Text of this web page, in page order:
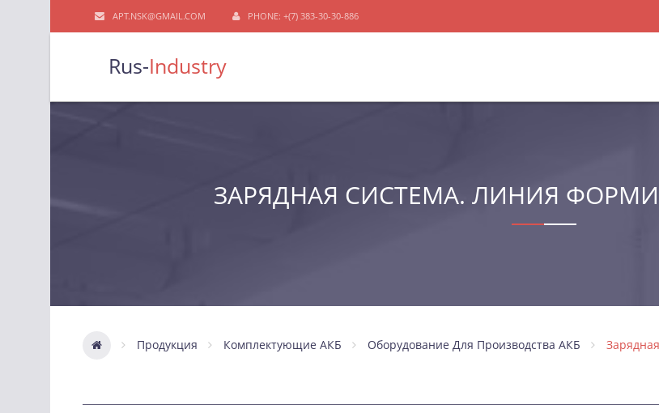
APT.NSK@GMAIL.COM PHONE: +(7) 383-30-30-886
Rus-Industry
ЗАРЯДНАЯ СИСТЕМА. ЛИНИЯ
Продукция Комплектующие АКБ Оборудование Для Производства АКБ